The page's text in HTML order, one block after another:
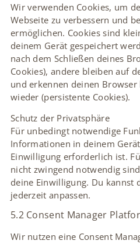
Wir verwenden Cookies, um
Webseite zu verbessern und
ermöglichen. Cookies sind
deinem Gerät gespeichert
nach dem Schließen deines
Cookies), andere bleiben auf
und erkennen deinen Browser
wieder (persistente Cookies).
Schutz der Privatsphäre
Für unbedingt notwendige
Informationen in deinem
Einwilligung erforderlich ist.
nicht zwingend notwendig
deine Einwilligung. Du kannst
jederzeit anpassen.
5.2 Consent Manager
Wir nutzen eine Consent